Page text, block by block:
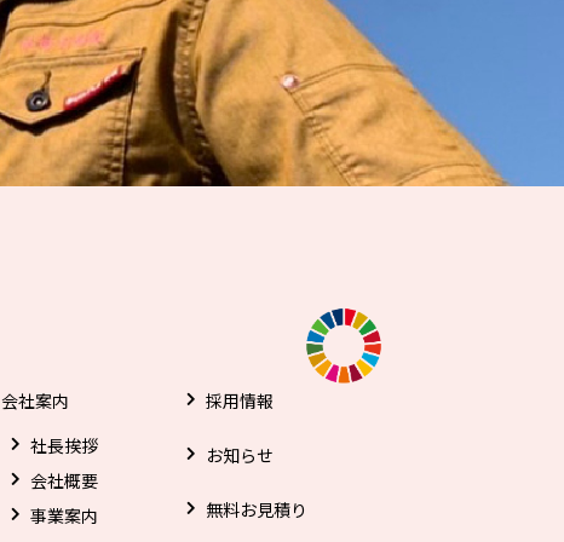
会社案内
社長挨拶
会社概要
事業案内
採用情報
お知らせ
無料お見積り